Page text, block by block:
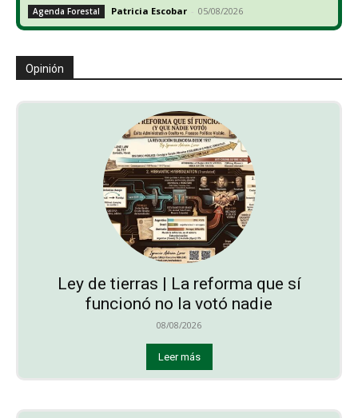
Agenda Forestal Patricia Escobar - 05/08/2026
Opinión
Ley de tierras | La reforma que sí
funcionó no la votó nadie
08/08/2026
Leer más